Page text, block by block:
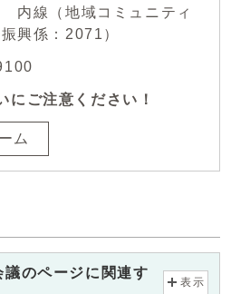
線（地域コミュニティ
興係：2071）
にご注意ください！
ム
のページに関連す
表示